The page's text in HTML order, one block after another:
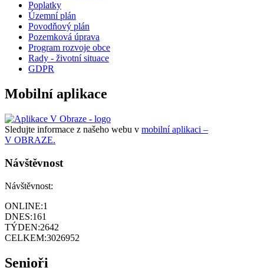
Poplatky
Územní plán
Povodňový plán
Pozemková úprava
Program rozvoje obce
Rady - životní situace
GDPR
Mobilní aplikace
Sledujte informace z našeho webu v mobilní aplikaci –
V OBRAZE.
Návštěvnost
Návštěvnost:
ONLINE:1
DNES:161
TÝDEN:2642
CELKEM:3026952
Senioři